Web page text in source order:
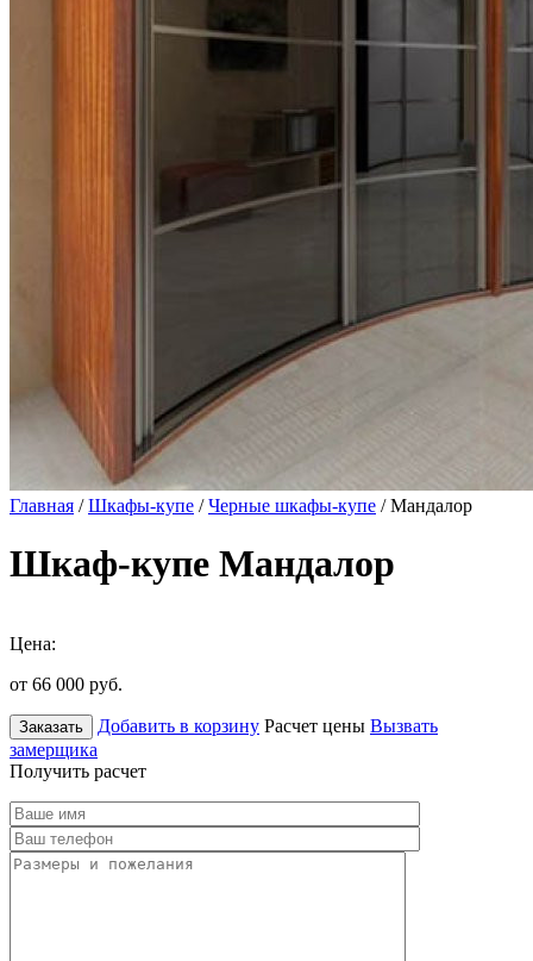
Главная /Шкафы-купе /Черные шкафы-купе / Мандалор
Шкаф-купе Мандалор
Цена:
от 66 000 руб.
Заказать Добавить в корзину Расчет цены Вызвать
замерщика
Получить расчет